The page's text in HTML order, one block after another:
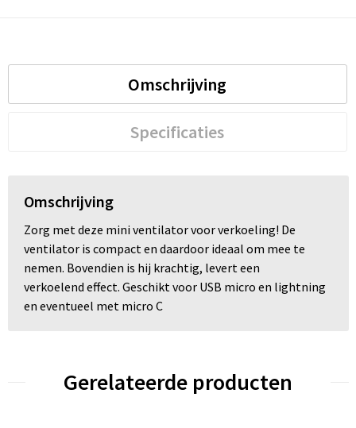
Toilettassen
Trolleys
Omschrijving
Specificaties
Omschrijving
Zorg met deze mini ventilator voor verkoeling! De
ventilator is compact en daardoor ideaal om mee te
nemen. Bovendien is hij krachtig, levert een
verkoelend effect. Geschikt voor USB micro en lightning
en eventueel met micro C
Gerelateerde producten